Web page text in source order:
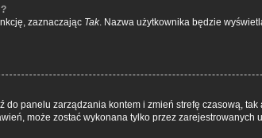
zaznaczając Tak. Nazwa użytkownika będzie
panelu zarządzania kontem i zmień strefę czasową, tak
może zostać wykonana tylko przez zarejestrowanych